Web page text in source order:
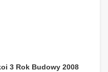
3 Rok Budowy 2008